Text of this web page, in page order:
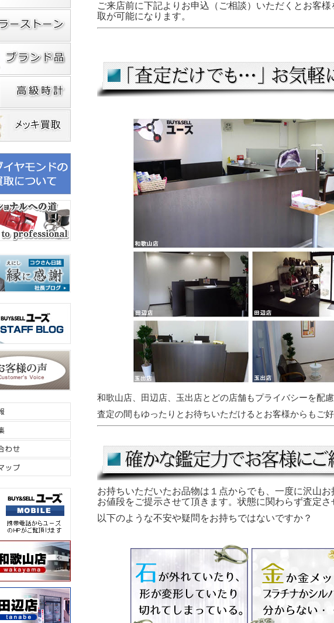
ご来店前に下記よりお申込（ご相談）いただくとお客
取が可能になります。
和歌山店、田辺店、玉出店とどの店舗もプライバシーを配
査定の間もゆったりとお待ちいただけるとお客様からもご
お持ちいただいたお品物は１点からでも、一度に沢山
お値段をご提示させて頂きます。状態に関わらず査定さ
以下のような不安や疑問をお持ちではないですか？